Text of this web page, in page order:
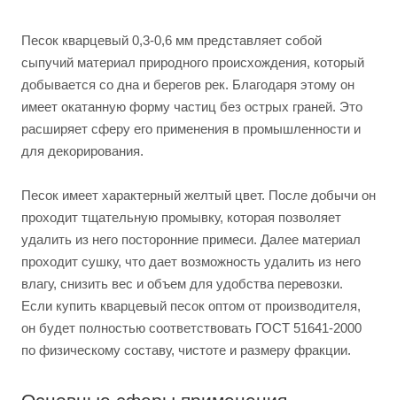
Песок кварцевый 0,3-0,6 мм представляет собой
сыпучий материал природного происхождения, который
добывается со дна и берегов рек. Благодаря этому он
имеет окатанную форму частиц без острых граней. Это
расширяет сферу его применения в промышленности и
для декорирования.
Песок имеет характерный желтый цвет. После добычи он
проходит тщательную промывку, которая позволяет
удалить из него посторонние примеси. Далее материал
проходит сушку, что дает возможность удалить из него
влагу, снизить вес и объем для удобства перевозки.
Если купить кварцевый песок оптом от производителя,
он будет полностью соответствовать ГОСТ 51641-2000
по физическому составу, чистоте и размеру фракции.